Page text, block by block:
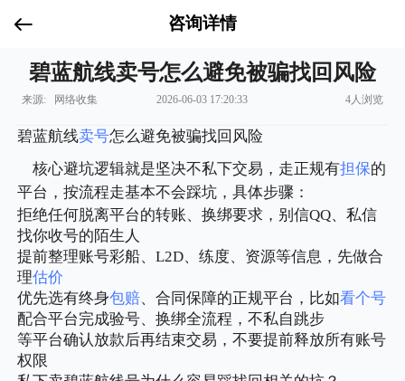
咨询详情
碧蓝航线卖号怎么避免被骗找回风险
来源: 网络收集 2026-06-03 17:20:33 4人浏览
碧蓝航线卖号怎么避免被骗找回风险
核心避坑逻辑就是坚决不私下交易，走正规有担保的
平台，按流程走基本不会踩坑，具体步骤：
拒绝任何脱离平台的转账、换绑要求，别信QQ、私信
找你收号的陌生人
提前整理账号彩船、L2D、练度、资源等信息，先做合
理估价
优先选有终身包赔、合同保障的正规平台，比如看个号
配合平台完成验号、换绑全流程，不私自跳步
等平台确认放款后再结束交易，不要提前释放所有账号
权限